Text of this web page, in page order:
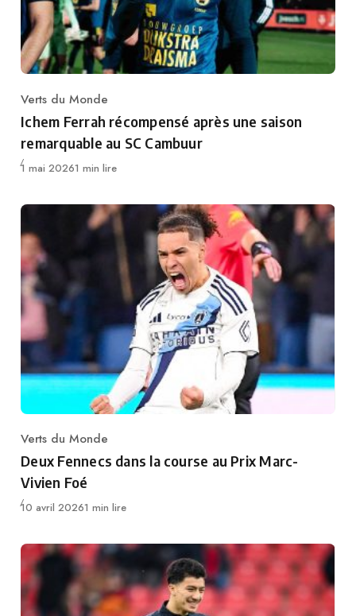
Category
Verts du Monde
Ichem Ferrah récompensé après une saison
remarquable au SC Cambuur
Publié
1 mai 20261 min lire
Category
Verts du Monde
Deux Fennecs dans la course au Prix Marc-
Vivien Foé
Publié
10 avril 20261 min lire